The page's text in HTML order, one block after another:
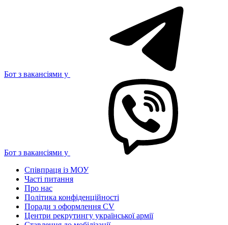
Бот з вакансіями у
Бот з вакансіями у
Співпраця із МОУ
Часті питання
Про нас
Політика конфіденційності
Поради з оформлення CV
Центри рекрутингу української армії